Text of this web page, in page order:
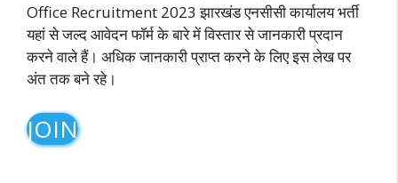
Office Recruitment 2023 झारखंड एनसीसी कार्यालय भर्ती
यहां से जल्द आवेदन फॉर्म के बारे में विस्तार से जानकारी प्रदान
करने वाले हैं। अधिक जानकारी प्राप्त करने के लिए इस लेख पर
अंत तक बने रहे।
JOIN